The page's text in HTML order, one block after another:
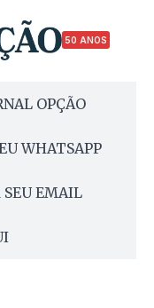
50 ANOS
OPÇÃO
WHATSAPP
SEU EMAIL